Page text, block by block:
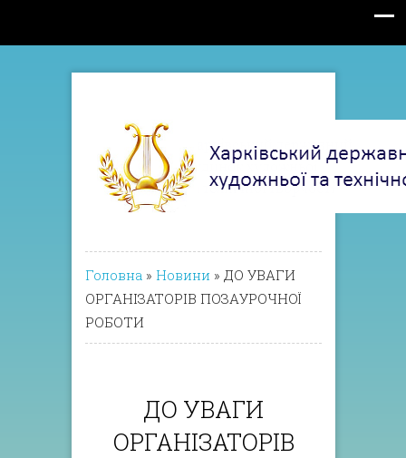
Головна » Новини » ДО УВАГИ
ОРГАНІЗАТОРІВ ПОЗАУРОЧНОЇ
РОБОТИ
ДО УВАГИ
ОРГАНІЗАТОРІВ